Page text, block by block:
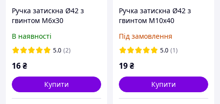
Ручка затискна Ø42 з
гвинтом М6х30
В наявності
5.0 (2)
16₴
Купити
Ручка затискна Ø42 з
гвинтом М10х40
Під замовлення
5.0 (1)
19₴
Купити